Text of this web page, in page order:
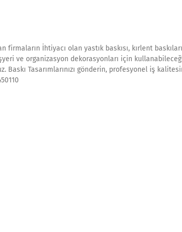
firmaların İhtiyacı olan yastık baskısı, kırlent
ve organizasyon dekorasyonları için
Tasarımlarınızı gönderin, profesyonel iş